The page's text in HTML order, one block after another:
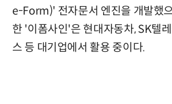
e-Form)' 전자문서 엔진을 개발했
한 '이폼사인'은 현대자동차, SK텔
스 등 대기업에서 활용 중이다.